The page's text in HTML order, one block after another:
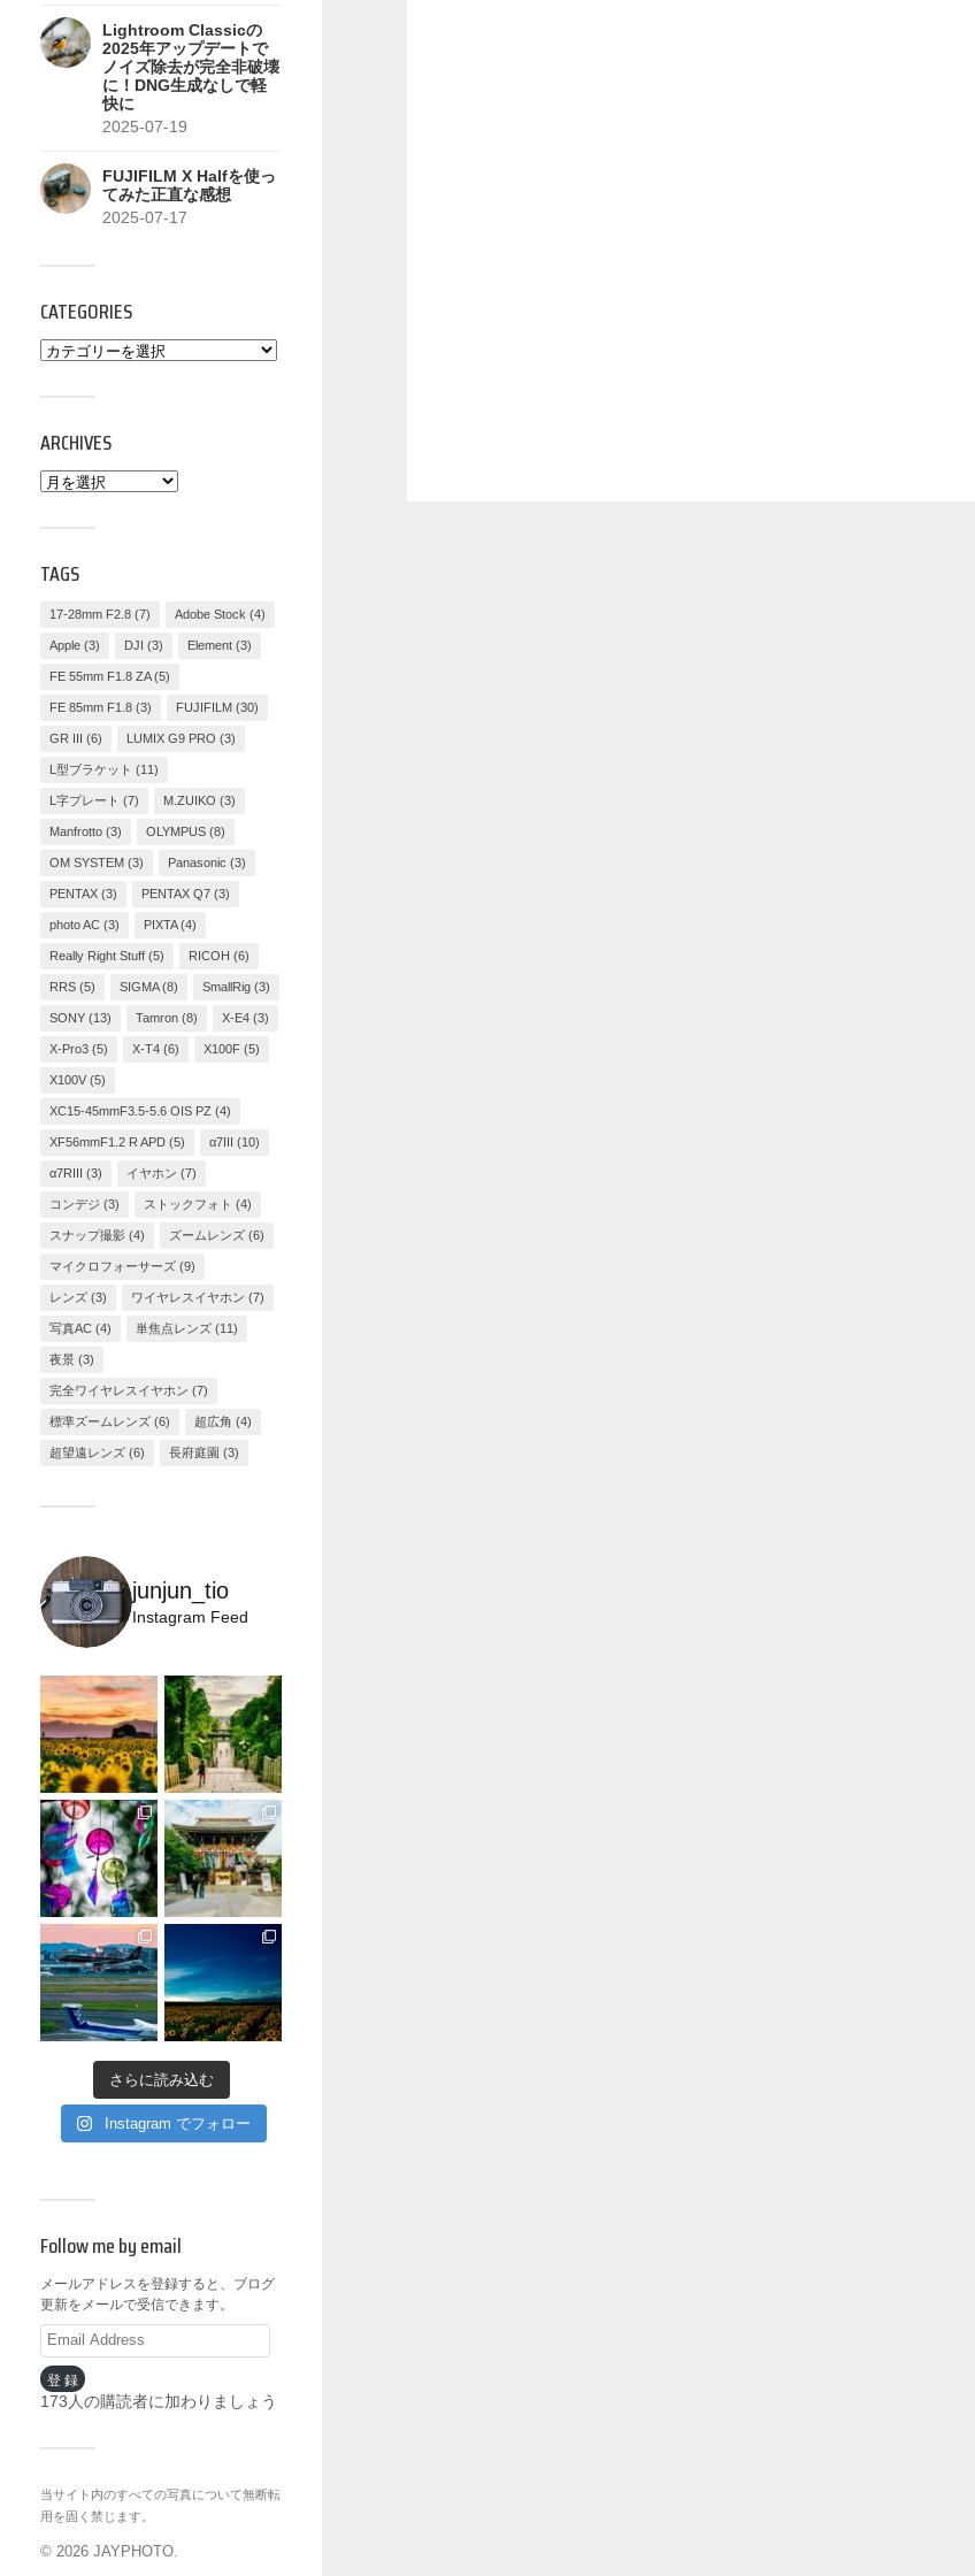
Lightroom Classicの
2025年アップデートで
ノイズ除去が完全非破壊
に！DNG生成なしで軽
快に
2025-07-19
FUJIFILM X Halfを使っ
てみた正直な感想
2025-07-17
CATEGORIES
ARCHIVES
TAGS
17-28mm F2.8 (7) Adobe Stock (4)
Apple (3) DJI (3) Element (3)
FE 55mm F1.8 ZA(5)
FE 85mm F1.8 (3) FUJIFILM (30)
GR III (6) LUMIX G9 PRO (3)
L型ブラケット (11)
L字プレート (7) M.ZUIKO (3)
Manfrotto (3) OLYMPUS (8)
OM SYSTEM (3) Panasonic (3)
PENTAX (3) PENTAX Q7 (3)
photo AC (3) PIXTA(4)
Really Right Stuff (5) RICOH (6)
RRS (5) SIGMA(8) SmallRig (3)
SONY (13) Tamron (8) X-E4 (3)
X-Pro3 (5) X-T4 (6) X100F (5)
X100V (5)
XC15-45mmF3.5-5.6 OIS PZ (4)
XF56mmF1.2 R APD (5) α7III (10)
α7RIII (3) イヤホン (7)
コンデジ (3) ストックフォト (4)
スナップ撮影 (4) ズームレンズ (6)
マイクロフォーサーズ (9)
レンズ (3) ワイヤレスイヤホン (7)
写真AC (4) 単焦点レンズ (11)
夜景 (3)
完全ワイヤレスイヤホン (7)
標準ズームレンズ (6) 超広角 (4)
超望遠レンズ (6) 長府庭園 (3)
junjun_tio
Instagram Feed
さらに読み込む
Instagram でフォロー
Follow me by email
メールアドレスを登録すると、ブログ
更新をメールで受信できます。
登録
173人の購読者に加わりましょう
当サイト内のすべての写真について無断転
用を固く禁じます。
© 2026 JAYPHOTO.